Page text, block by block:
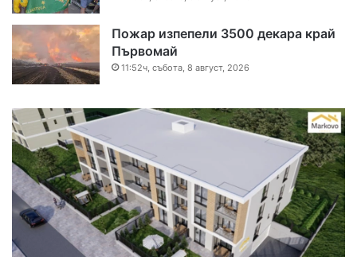
Пожар изпепели 3500 декара край
Първомай
11:52ч, събота, 8 август, 2026